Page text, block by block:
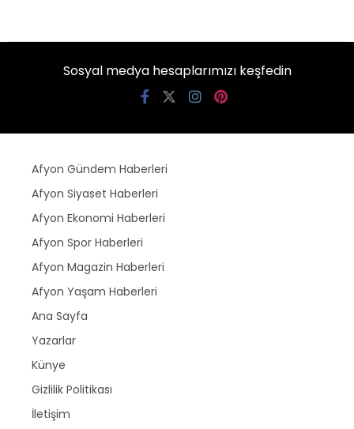
Sosyal medya hesaplarımızı keşfedin
Afyon Gündem Haberleri
Afyon Siyaset Haberleri
Afyon Ekonomi Haberleri
Afyon Spor Haberleri
Afyon Magazin Haberleri
Afyon Yaşam Haberleri
Ana Sayfa
Yazarlar
Künye
Gizlilik Politikası
İletişim